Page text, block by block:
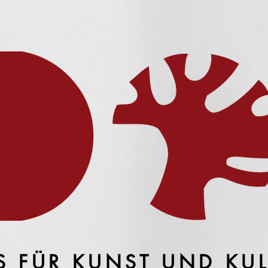
FÜR KUNST UND